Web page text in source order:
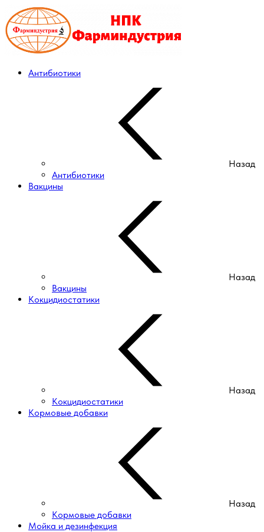
Антибиотики
Назад
Антибиотики
Вакцины
Назад
Вакцины
Кокцидиостатики
Назад
Кокцидиостатики
Кормовые добавки
Назад
Кормовые добавки
Мойка и дезинфекция